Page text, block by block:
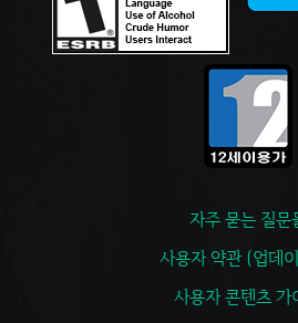
자주 묻는 질문
사용자 약관 (업데
사용자 콘텐츠 가